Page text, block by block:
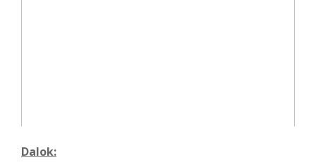
Dalok: